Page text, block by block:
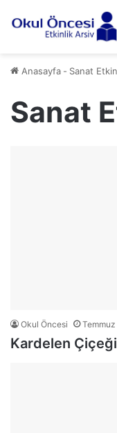
Anasayfa - Sanat
Sanat
Okul Öncesi
Kardelen Çiçeği